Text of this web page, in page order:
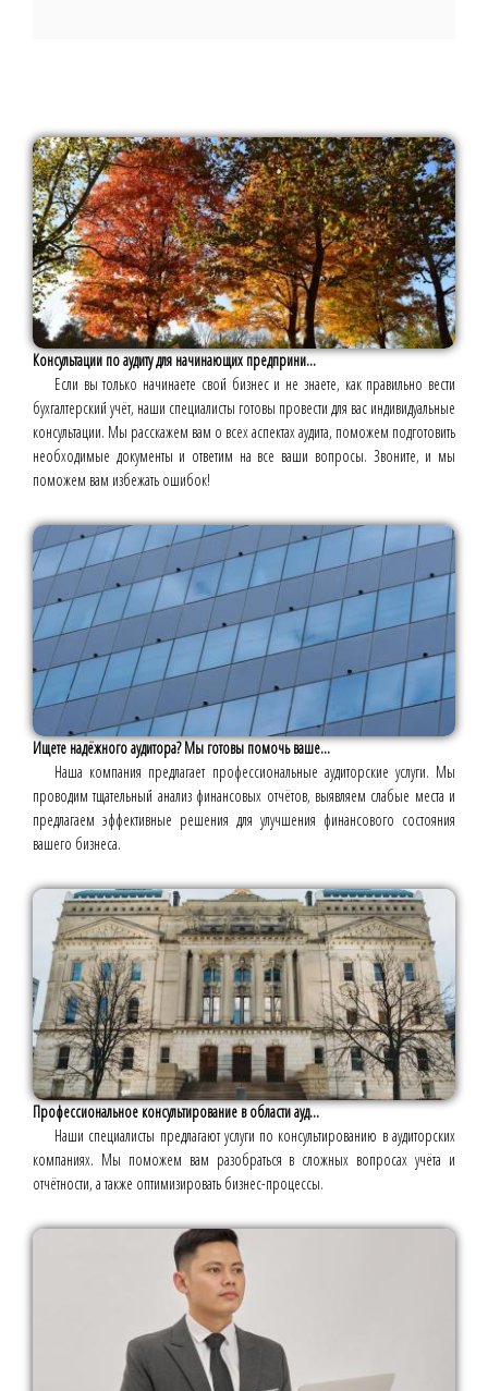
Консультации по аудиту для начинающих предприни...
Если вы только начинаете свой бизнес и не знаете, как правильно вести
бухгалтерский учёт, наши специалисты готовы провести для вас индивидуальные
консультации. Мы расскажем вам о всех аспектах аудита, поможем подготовить
необходимые документы и ответим на все ваши вопросы. Звоните, и мы
поможем вам избежать ошибок!
Ищете надёжного аудитора? Мы готовы помочь ваше...
Наша компания предлагает профессиональные аудиторские услуги. Мы
проводим тщательный анализ финансовых отчётов, выявляем слабые места и
предлагаем эффективные решения для улучшения финансового состояния
вашего бизнеса.
Профессиональное консультирование в области ауд...
Наши специалисты предлагают услуги по консультированию в аудиторских
компаниях. Мы поможем вам разобраться в сложных вопросах учёта и
отчётности, а также оптимизировать бизнес-процессы.